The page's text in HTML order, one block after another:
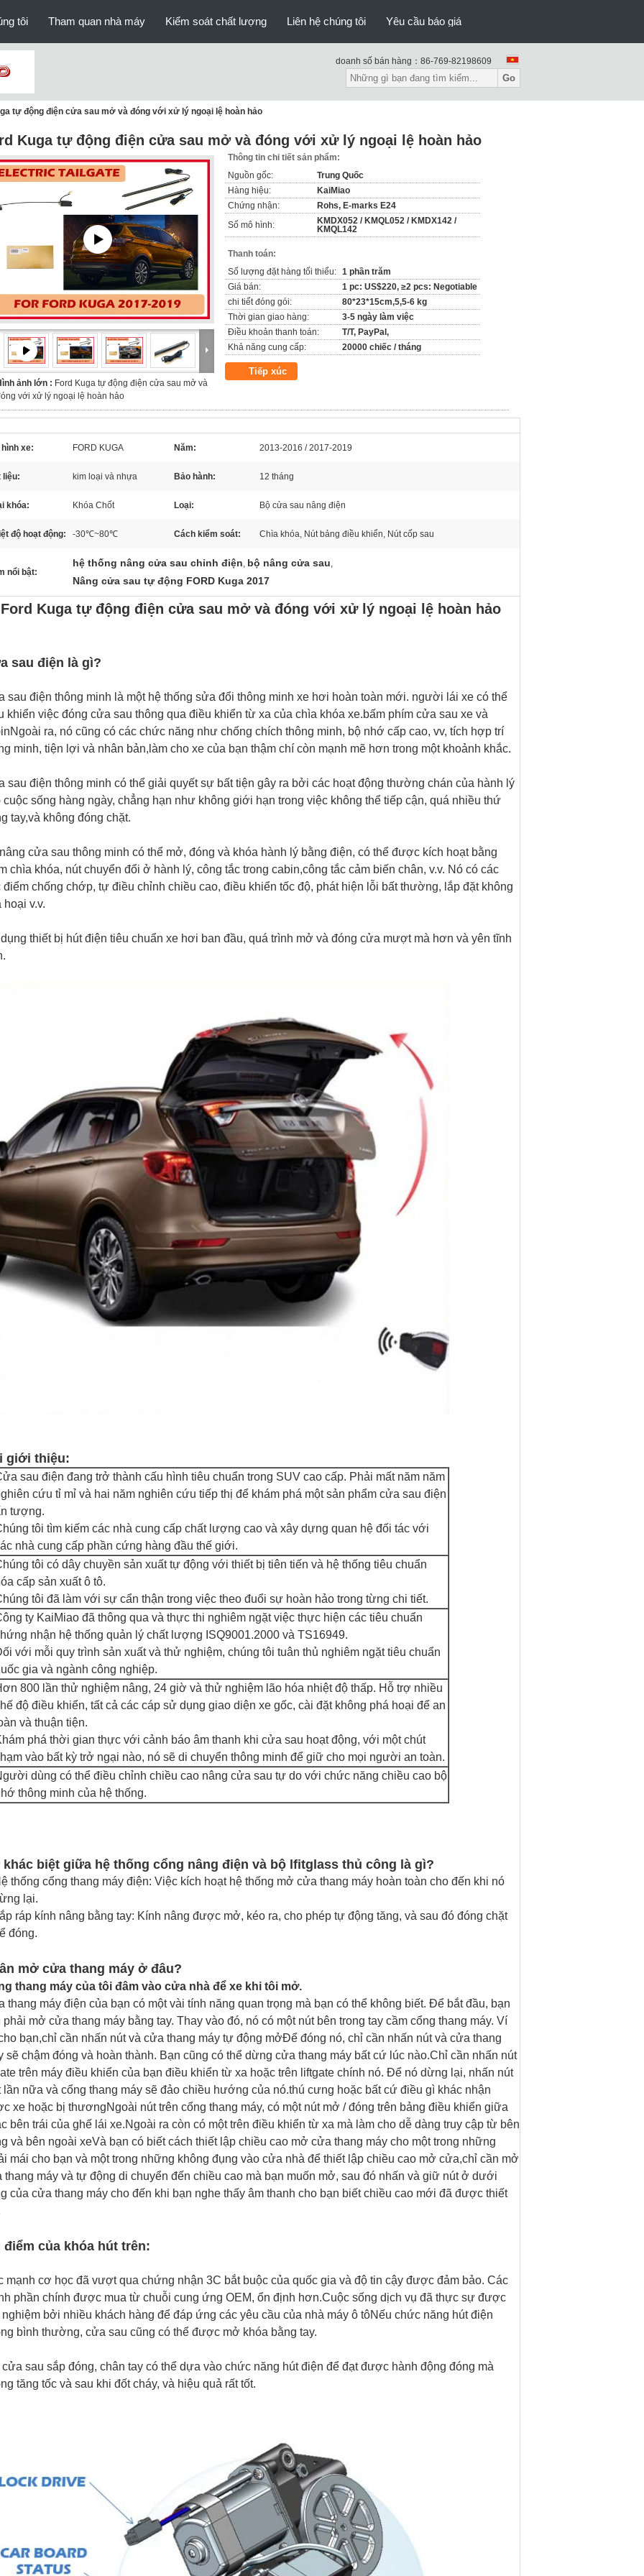
tôi Tham quan nhà máy Kiểm soát chất lượng Liên hệ chúng tôi Yêu cầu báo giá
doanh số bán hàng： 86-769-82198609
Go
tự động điện cửa sau mở và đóng với xử lý ngoại lệ hoàn hảo
Kuga tự động điện cửa sau mở và đóng với xử lý ngoại lệ hoàn hảo
ảnh lớn : Ford Kuga tự động điện cửa sau mở và
với xử lý ngoại lệ hoàn hảo
Thông tin chi tiết sản phẩm:
Nguồn gốc:
Trung Quốc
Hàng hiệu:
KaiMiao
Chứng nhận:
Rohs, E-marks E24
Số mô hình:
KMDX052 / KMQL052 / KMDX142 /
KMQL142
Thanh toán:
Số lượng đặt hàng tối thiểu: 1 phần trăm
Giá bán:
1 pc: US$220, ≥2 pcs: Negotiable
chi tiết đóng gói:
80*23*15cm,5,5-6 kg
Thời gian giao hàng:
3-5 ngày làm việc
Điều khoản thanh toán:
T/T, PayPal,
Khả năng cung cấp:
20000 chiếc / tháng
Tiếp xúc
hình xe: FORD KUGA Năm: 2013-2016 / 2017-2019
liệu: kim loại và nhựa Bảo hành: 12 tháng
khóa: Khóa Chốt Loại: Bộ cửa sau nâng điện
độ hoạt động: -30℃~80℃ Cách kiểm soát: Chìa khóa, Nút bảng điều khiển, Nút cốp sau
nổi bật:
hệ thống nâng cửa sau chỉnh điện, bộ nâng cửa sau,
Nâng cửa sau tự động FORD Kuga 2017
Ford Kuga tự động điện cửa sau mở và đóng với xử lý ngoại lệ hoàn hảo
sau điện là gì?
sau điện thông minh là một hệ thống sửa đổi thông minh xe hơi hoàn toàn mới. người lái xe có thể
khiển việc đóng cửa sau thông qua điều khiển từ xa của chìa khóa xe.bấm phím cửa sau xe và
ra, nó cũng có các chức năng như chống chích thông minh, bộ nhớ cấp cao, vv, tích hợp trí
minh, tiện lợi và nhân bản,làm cho xe của bạn thậm chí còn mạnh mẽ hơn trong một khoảnh khắc.
sau điện thông minh có thể giải quyết sự bất tiện gây ra bởi các hoạt động thường chán của hành lý
cuộc sống hàng ngày, chẳng hạn như không giới hạn trong việc không thể tiếp cận, quá nhiều thứ
tay,và không đóng chặt.
cửa sau thông minh có thể mở, đóng và khóa hành lý bằng điện, có thể được kích hoạt bằng
chìa khóa, nút chuyển đổi ở hành lý, công tắc trong cabin,công tắc cảm biến chân, v.v. Nó có các
điểm chống chớp, tự điều chỉnh chiều cao, điều khiển tốc độ, phát hiện lỗi bất thường, lắp đặt không
hoại v.v.
thiết bị hút điện tiêu chuẩn xe hơi ban đầu, quá trình mở và đóng cửa mượt mà hơn và yên tĩnh
giới thiệu:
sau điện đang trở thành cấu hình tiêu chuẩn trong SUV cao cấp. Phải mất năm năm
cứu tỉ mỉ và hai năm nghiên cứu tiếp thị để khám phá một sản phẩm cửa sau điện
tượng.
tôi tìm kiếm các nhà cung cấp chất lượng cao và xây dựng quan hệ đối tác với
nhà cung cấp phần cứng hàng đầu thế giới.
tôi có dây chuyền sản xuất tự động với thiết bị tiên tiến và hệ thống tiêu chuẩn
cấp sản xuất ô tô.
tôi đã làm với sự cẩn thận trong việc theo đuổi sự hoàn hảo trong từng chi tiết.
ty KaiMiao đã thông qua và thực thi nghiêm ngặt việc thực hiện các tiêu chuẩn
nhận hệ thống quản lý chất lượng ISQ9001.2000 và TS16949.
với mỗi quy trình sản xuất và thử nghiệm, chúng tôi tuân thủ nghiêm ngặt tiêu chuẩn
gia và ngành công nghiệp.
800 lần thử nghiệm nâng, 24 giờ và thử nghiệm lão hóa nhiệt độ thấp. Hỗ trợ nhiều
độ điều khiển, tất cả các cáp sử dụng giao diện xe gốc, cài đặt không phá hoại để an
và thuận tiện.
phá thời gian thực với cảnh báo âm thanh khi cửa sau hoạt động, với một chút
vào bất kỳ trở ngại nào, nó sẽ di chuyển thông minh để giữ cho mọi người an toàn.
dùng có thể điều chỉnh chiều cao nâng cửa sau tự do với chức năng chiều cao bộ
thông minh của hệ thống.
khác biệt giữa hệ thống cổng nâng điện và bộ lfitglass thủ công là gì?
thống cổng thang máy điện: Việc kích hoạt hệ thống mở cửa thang máy hoàn toàn cho đến khi nó
lại.
ráp kính nâng bằng tay: Kính nâng được mở, kéo ra, cho phép tự động tăng, và sau đó đóng chặt
đóng.
mở cửa thang máy ở đâu?
thang máy của tôi đâm vào cửa nhà để xe khi tôi mở.
thang máy điện của bạn có một vài tính năng quan trọng mà bạn có thể không biết. Để bắt đầu, bạn
phải mở cửa thang máy bằng tay. Thay vào đó, nó có một nút bên trong tay cầm cổng thang máy. Ví
bạn,chỉ cần nhấn nút và cửa thang máy tự động mởĐể đóng nó, chỉ cần nhấn nút và cửa thang
sẽ chậm đóng và hoàn thành. Bạn cũng có thể dừng cửa thang máy bất cứ lúc nào.Chỉ cần nhấn nút
trên máy điều khiển của bạn điều khiển từ xa hoặc trên liftgate chính nó. Để nó dừng lại, nhấn nút
lần nữa và cổng thang máy sẽ đảo chiều hướng của nó.thú cưng hoặc bất cứ điều gì khác nhận
xe hoặc bị thươngNgoài nút trên cổng thang máy, có một nút mở / đóng trên bảng điều khiển giữa
bên trái của ghế lái xe.Ngoài ra còn có một trên điều khiển từ xa mà làm cho dễ dàng truy cập từ bên
và bên ngoài xeVà bạn có biết cách thiết lập chiều cao mở cửa thang máy cho một trong những
mái cho bạn và một trong những không đụng vào cửa nhà để thiết lập chiều cao mở cửa,chỉ cần mở
thang máy và tự động di chuyển đến chiều cao mà bạn muốn mở, sau đó nhấn và giữ nút ở dưới
của cửa thang máy cho đến khi bạn nghe thấy âm thanh cho bạn biết chiều cao mới đã được thiết
điểm của khóa hút trên:
mạnh cơ học đã vượt qua chứng nhận 3C bắt buộc của quốc gia và độ tin cậy được đảm bảo. Các
phần chính được mua từ chuỗi cung ứng OEM, ổn định hơn.Cuộc sống dịch vụ đã thực sự được
bởi nhiều khách hàng để đáp ứng các yêu cầu của nhà máy ô tôNếu chức năng hút điện
bình thường, cửa sau cũng có thể được mở khóa bằng tay.
cửa sau sắp đóng, chân tay có thể dựa vào chức năng hút điện để đạt được hành động đóng mà
tăng tốc và sau khi đốt cháy, và hiệu quả rất tốt.